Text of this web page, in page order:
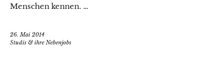
Menschen kennen. …
26. Mai 2014
Studis & ihre Nebenjobs